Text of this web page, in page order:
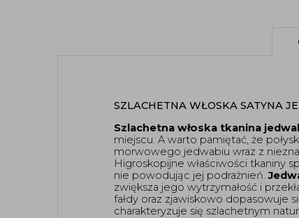
SZLACHETNA WŁOSKA SATYNA
Szlachetna włoska tkanina
miejscu. A warto pamiętać, że
morwowego jedwabiu wraz z
Higroskopijne właściwości tkaniny
nie powodując jej podrażnień.
zwiększa jego wytrzymałość i
fałdy oraz zjawiskowo dopasowuje
charakteryzuje się szlachetnym